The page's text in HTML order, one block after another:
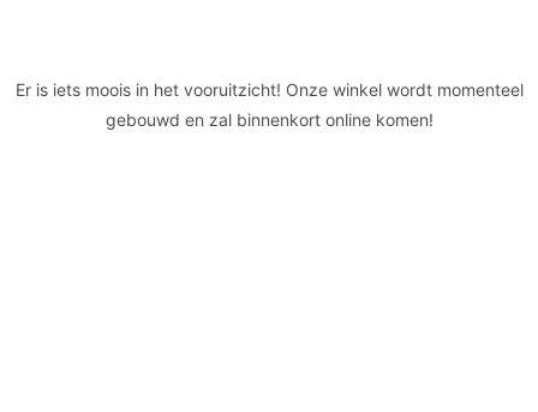
Er is iets moois in het vooruitzicht! Onze winkel wordt momenteel
gebouwd en zal binnenkort online komen!